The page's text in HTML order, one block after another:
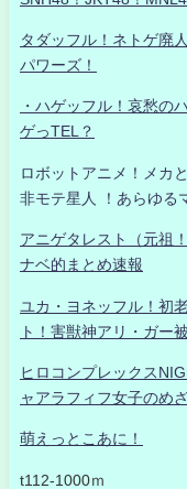
タダッフル！ネトゲ廃
パワーズ！
・ハゲッフル！哀愁の
ゲっTEL？
ロボットアニメ！メカ
非モテ星人 ！あらゆる
アニゲタレスト（元祖
ナベ的まとめ速報
ユカ・ヨネッフル！初
ト！害獣神アリ・ガー
ヒロコンプレックス
ャアラフィフ女子のめ
萌えっとこあに！
t112-1000ｍ